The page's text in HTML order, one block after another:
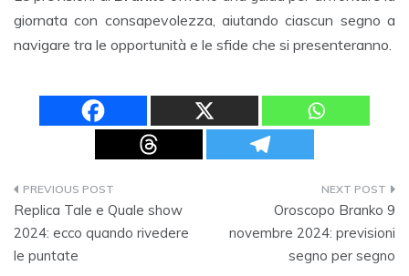
giornata con consapevolezza, aiutando ciascun segno a
navigare tra le opportunità e le sfide che si presenteranno.
Navigazione
articoli
Replica Tale e Quale show
2024: ecco quando rivedere
le puntate
Oroscopo Branko 9
novembre 2024: previsioni
segno per segno